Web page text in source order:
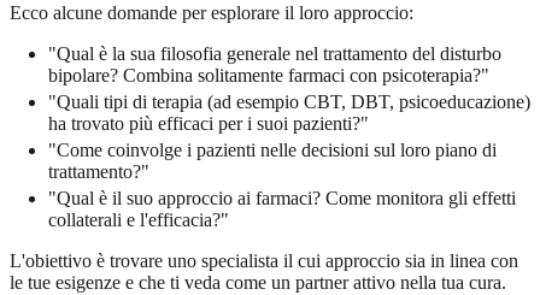
Ecco alcune domande per esplorare il loro approccio:
"Qual è la sua filosofia generale nel trattamento del disturbo
bipolare? Combina solitamente farmaci con psicoterapia?"
"Quali tipi di terapia (ad esempio CBT, DBT, psicoeducazione)
ha trovato più efficaci per i suoi pazienti?"
"Come coinvolge i pazienti nelle decisioni sul loro piano di
trattamento?"
"Qual è il suo approccio ai farmaci? Come monitora gli effetti
collaterali e l'efficacia?"
L'obiettivo è trovare uno specialista il cui approccio sia in linea con
le tue esigenze e che ti veda come un partner attivo nella tua cura.